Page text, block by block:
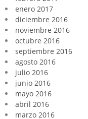
enero 2017
diciembre 2016
noviembre 2016
octubre 2016
septiembre 2016
agosto 2016
julio 2016
junio 2016
mayo 2016
abril 2016
marzo 2016